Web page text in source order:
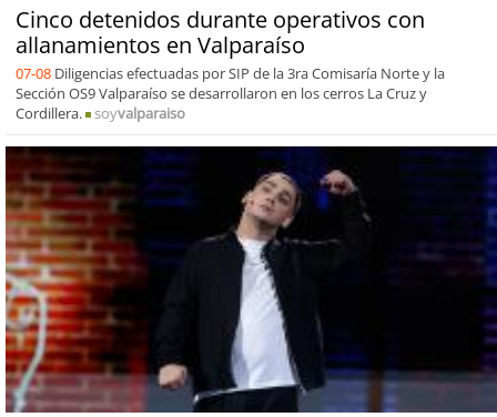
Cinco detenidos durante operativos con
allanamientos en Valparaíso
07-08 Diligencias efectuadas por SIP de la 3ra Comisaría Norte y la
Sección OS9 Valparaíso se desarrollaron en los cerros La Cruz y
Cordillera.
soyvalparaiso